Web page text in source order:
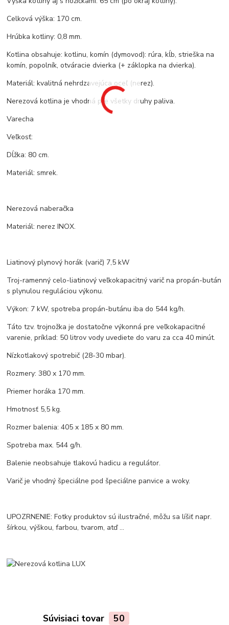
Celková výška: 170 cm.
Hrúbka kotliny: 0,8 mm.
Kotlina obsahuje: kotlinu, komín (dymovod): rúra, kĺb, strieška na
komín, popolník, otváracie dvierka (+ záklopka na dvierka).
Materiál: kvalitná nehrdzavejúca oceľ (nerez).
Nerezová kotlina je vhodná pre všetky druhy paliva.
Varecha
Veľkosť:
Dĺžka: 80 cm.
Materiál: smrek.
Nerezová naberačka
Materiál: nerez INOX.
Liatinový plynový horák (varič) 7,5 kW
Troj-ramenný celo-liatinový veľkokapacitný varič na propán-bután
s plynulou reguláciou výkonu.
Výkon: 7 kW, spotreba propán-butánu iba do 544 kg/h.
Táto tzv. trojnožka je dostatočne výkonná pre veľkokapacitné
varenie, príklad: 50 litrov vody uvediete do varu za cca 40 minút.
Nízkotlakový spotrebič (28-30 mbar).
Rozmery: 380 x 170 mm.
Priemer horáka 170 mm.
Hmotnosť 5,5 kg.
Rozmer balenia: 405 x 185 x 80 mm.
Spotreba max. 544 g/h.
Balenie neobsahuje tlakovú hadicu a regulátor.
Varič je vhodný špeciálne pod špeciálne panvice a woky.
UPOZRNENIE: Fotky produktov sú ilustračné, môžu sa líšiť napr.
šírkou, výškou, farbou, tvarom, atď ...
Súvisiaci tovar 50